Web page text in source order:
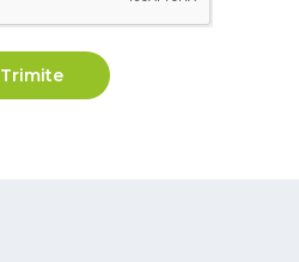
Trimite